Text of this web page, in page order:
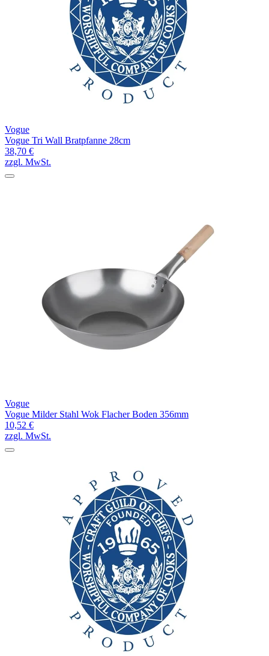
Vogue
Vogue Tri Wall Bratpfanne 28cm
38,70 €
zzgl. MwSt.
Vogue
Vogue Milder Stahl Wok Flacher Boden 356mm
10,52 €
zzgl. MwSt.